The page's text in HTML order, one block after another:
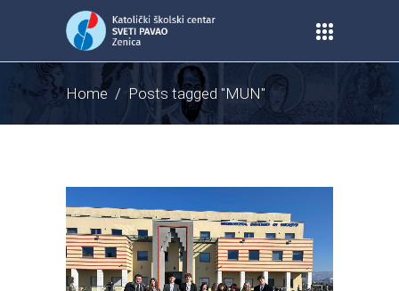
Home/Posts tagged "MUN"